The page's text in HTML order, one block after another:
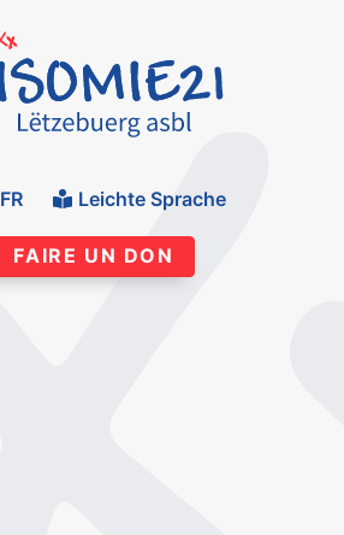
FR Leichte Sprache
FAIRE UN DON